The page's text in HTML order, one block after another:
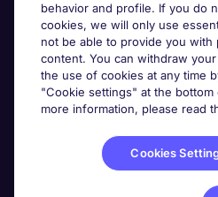
Cookie settings
Espace Entreprises
Qui Sommes-Nous ?
behavior and profile. If you do
cookies, we will only use
not be able to provide you with
content. You can withdraw
the use of cookies at any time
"Cookie settings" at the bottom
more information, please read
Cookies